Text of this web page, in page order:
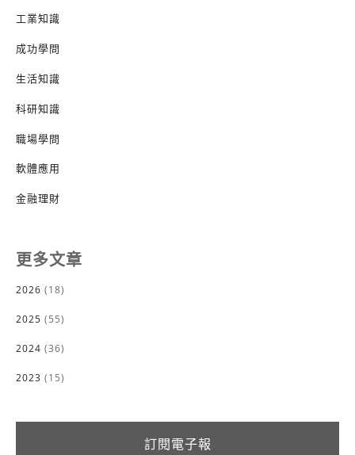
工業知識
成功學問
生活知識
科研知識
職場學問
軟體應用
金融理財
更多文章
2026 (18)
2025 (55)
2024 (36)
2023 (15)
訂閱電子報